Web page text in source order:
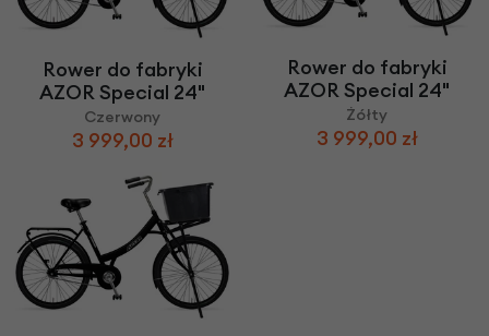
Rower do fabryki
AZOR Special 24"
Czerwony
3 999,00 zł
Rower do fabryki
AZOR Special 24"
Żółty
3 999,00 zł